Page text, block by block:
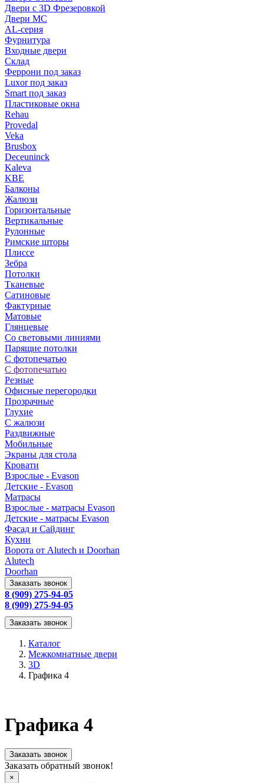
Двери с 3D Фрезеровкой
Двери МС
AL-серия
Фурнитура
Входные двери
Склад
Феррони под заказ
Luxor под заказ
Smart под заказ
Пластиковые окна
Rehau
Provedal
Veka
Brusbox
Deceuninck
Kaleva
KBE
Балконы
Жалюзи
Горизонтальные
Вертикальные
Рулонные
Римские шторы
Плиссе
Зебра
Потолки
Тканевые
Сатиновые
Фактурные
Матовые
Глянцевые
Со световыми линиями
Парящие потолки
С фотопечатью
С фотопечатью
Резные
Офисные перегородки
Прозрачные
Глухие
С жалюзи
Раздвижные
Мобильные
Экраны для стола
Кровати
Взрослые - Evason
Детские - Evason
Матрасы
Взрослые - матрасы Evason
Детские - матрасы Evason
Фасад и Сайдинг
Кухни
Ворота от Alutech и Doorhan
Alutech
Doorhan
Заказать звонок
8 (909) 275-94-05
8 (909) 275-94-05
Заказать звонок
Каталог
Межкомнатные двери
3D
Графика 4
Графика 4
Заказать звонок
Заказать обратный звонок!
×